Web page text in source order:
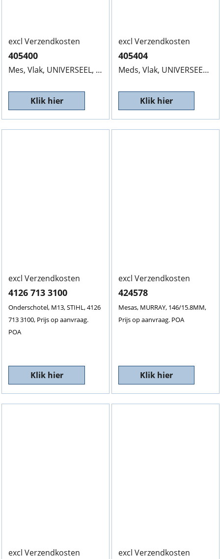
excl Verzendkosten
405400
Mes, Vlak, UNIVERSEEL, 405400, 380/10MM, Prijs op
Klik hier
excl Verzendkosten
405404
Meds, Vlak, UNIVERSEEL, 405404, 5008/10MM,
Klik hier
excl Verzendkosten
4126 713 3100
Onderschotel, M13, STIHL, 4126
713 3100, Prijs op aanvraag.
POA
Klik hier
excl Verzendkosten
424578
Mesas, MURRAY, 146/15.8MM,
Prijs op aanvraag. POA
Klik hier
excl Verzendkosten excl Verzendkosten